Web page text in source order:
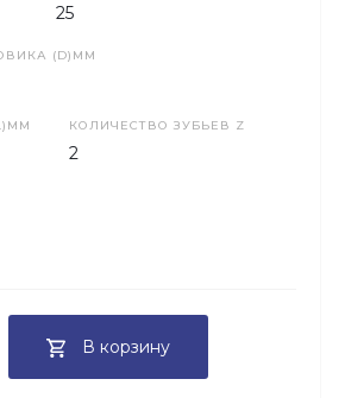
25
(D)ММ
КОЛИЧЕСТВО ЗУБЬЕВ Z
2
В корзину